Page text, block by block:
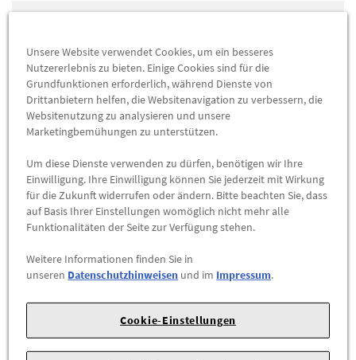
Preis inkl.
MwSt.
Versandkostenfrei
Abholung
Preis inkl.19%MwSt.
- +
ZUM WARENKORB HINZUFÜGEN
Herstellerangaben:Mercedes-Benz AG |Mercedesstr. 120 |
70723 Stuttgart |Tel: +49711170 |E-Mail:
dialog.mb@mercedes-benz.com|Webseite:
https://www.mercedes-benz.com
Unsere Website verwendet Cookies, um ein besseres
Nutzererlebnis zu bieten. Einige Cookies sind für die
Grundfunktionen erforderlich, während Dienste von
Drittanbietern helfen, die Websitenavigation zu verbessern, die
Websitenutzung zu analysieren und unsere
Marketingbemühungen zu unterstützen.
Um diese Dienste verwenden zu dürfen, benötigen wir Ihre
Einwilligung. Ihre Einwilligung können Sie jederzeit mit Wirkung
für die Zukunft widerrufen oder ändern. Bitte beachten Sie, dass
auf Basis Ihrer Einstellungen womöglich nicht mehr alle
Funktionalitäten der Seite zur Verfügung stehen.
Weitere Informationen finden Sie in
unseren Datenschutzhinweisen und im Impressum.
Cookie-Einstellungen